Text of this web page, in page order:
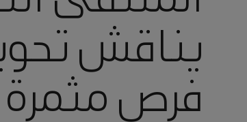
يناقش
فرص مثمرة